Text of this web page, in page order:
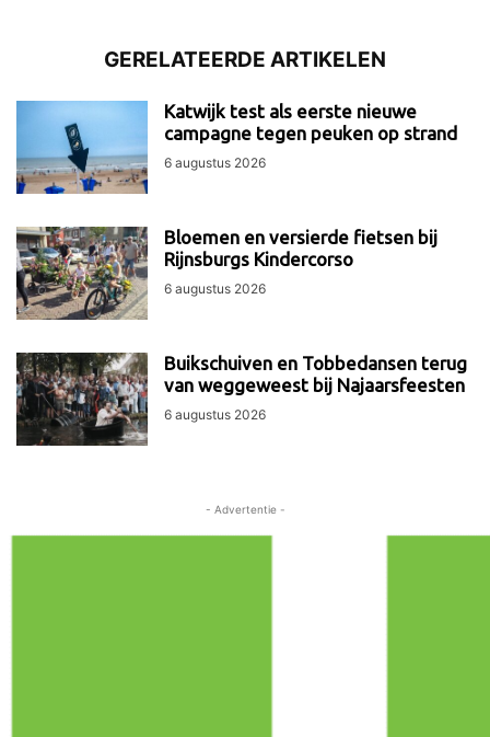
GERELATEERDE ARTIKELEN
Katwijk test als eerste nieuwe
campagne tegen peuken op strand
6 augustus 2026
Bloemen en versierde fietsen bij
Rijnsburgs Kindercorso
6 augustus 2026
Buikschuiven en Tobbedansen terug
van weggeweest bij Najaarsfeesten
6 augustus 2026
- Advertentie -